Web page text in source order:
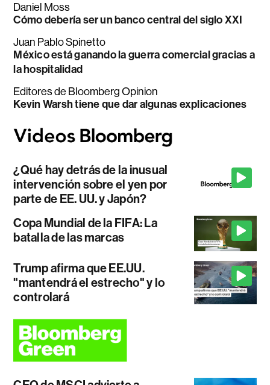
Daniel Moss
Cómo debería ser un banco central del siglo XXI
Juan Pablo Spinetto
México está ganando la guerra comercial gracias a
la hospitalidad
Editores de Bloomberg Opinion
Kevin Warsh tiene que dar algunas explicaciones
¿Qué hay detrás de la inusual
intervención sobre el yen por
parte de EE. UU. y Japón?
Copa Mundial de la FIFA: La
batalla de las marcas
Trump afirma que EE.UU.
"mantendrá el estrecho" y lo
controlará